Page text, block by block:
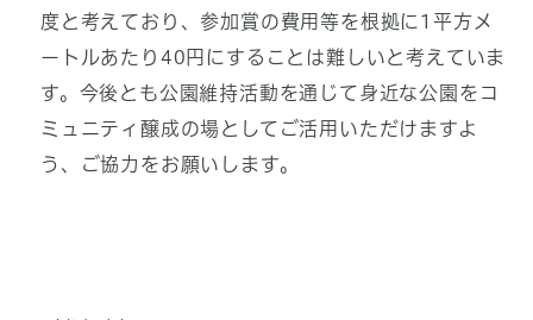
度と考えており、参加賞の費用等を根拠に1平方メ
ートルあたり40円にすることは難しいと考えていま
す。今後とも公園維持活動を通じて身近な公園をコ
ミュニティ醸成の場としてご活用いただけますよ
う、ご協力をお願いします。